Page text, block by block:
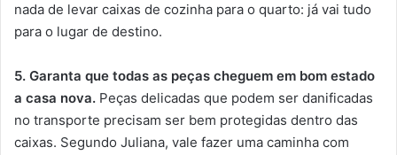
nada de levar caixas de cozinha para o quarto: já vai tudo
para o lugar de destino.
5. Garanta que todas as peças cheguem em bom estado
a casa nova. Peças delicadas que podem ser danificadas
no transporte precisam ser bem protegidas dentro das
caixas. Segundo Juliana, vale fazer uma caminha com